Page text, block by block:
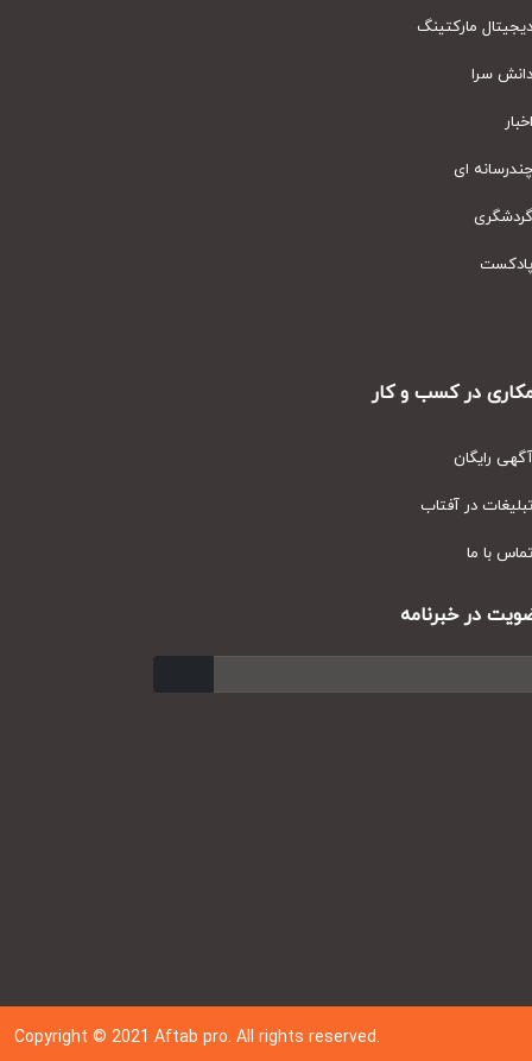
مارکتینگ
سرا
ای
در کسب و کار
رایگان
در آفتاب
با ما
در خبرنامه
Copyright © 202 1Aftab pro. All rights reserved.